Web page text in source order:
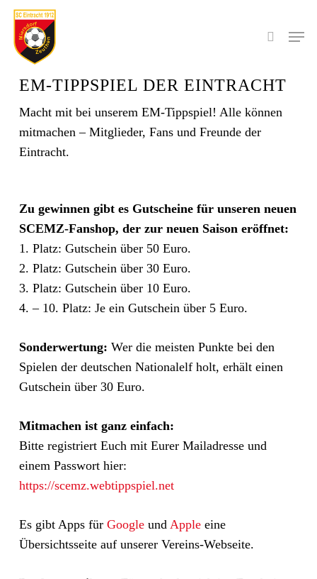
Skip
main
content
search
Menu
EM-TIPPSPIEL DER EINTRACHT
Macht mit bei unserem EM-Tippspiel! Alle können
mitmachen – Mitglieder, Fans und Freunde der
Eintracht.
Zu gewinnen gibt es Gutscheine für unseren neuen
SCEMZ-Fanshop, der zur neuen Saison eröffnet:
1. Platz: Gutschein über 50 Euro.
2. Platz: Gutschein über 30 Euro.
3. Platz: Gutschein über 10 Euro.
4. – 10. Platz: Je ein Gutschein über 5 Euro.
Sonderwertung: Wer die meisten Punkte bei den
Spielen der deutschen Nationalelf holt, erhält einen
Gutschein über 30 Euro.
Mitmachen ist ganz einfach:
Bitte registriert Euch mit Eurer Mailadresse und
einem Passwort hier:
https://scemz.webtippspiel.net
Es gibt Apps für Googleund Appleeine
Übersichtsseite auf unserer Vereins-Webseite.